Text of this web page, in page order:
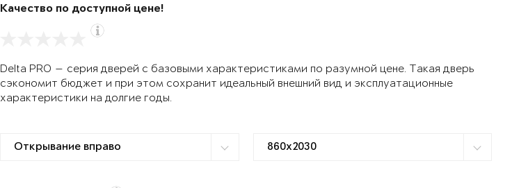
Качество по доступной цене!
Delta PRO — серия дверей с базовыми характеристиками по разумной цене. Такая дверь
сэкономит бюджет и при этом сохранит идеальный внешний вид и эксплуатационные
характеристики на долгие годы.